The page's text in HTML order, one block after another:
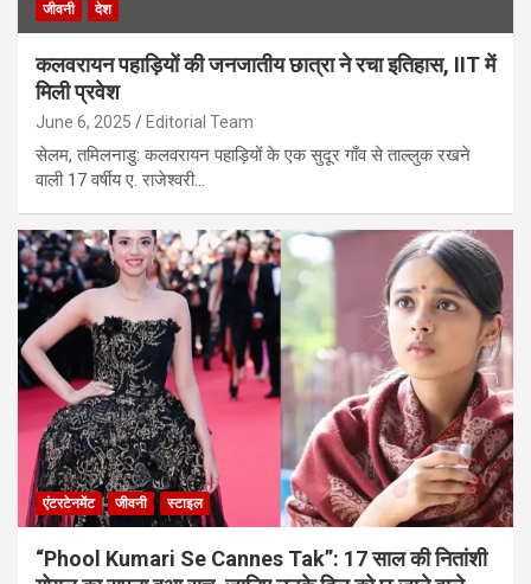
जीवनी देश
कलवरायन पहाड़ियों की जनजातीय छात्रा ने रचा इतिहास, IIT में
मिली प्रवेश
June 6, 2025 Editorial Team
सेलम, तमिलनाडु: कलवरायन पहाड़ियों के एक सुदूर गाँव से ताल्लुक रखने
वाली 17 वर्षीय ए. राजेश्वरी…
एंटरटेनमेंट जीवनी स्टाइल
“Phool Kumari Se Cannes Tak”: 17 साल की नितांशी